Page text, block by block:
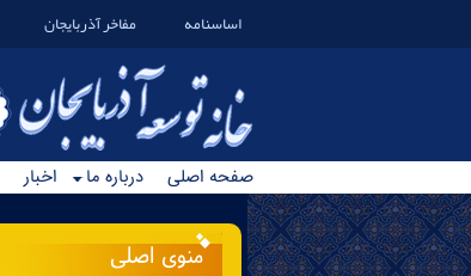
اساسنامه مفاخر آذربایجان
صفحه اصلی درباره ما اخبار
منوی اصلی